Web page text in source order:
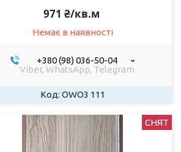
971 ₴/кв.м
Немає в наявності
+380 (98) 036-50-04
Viber, WhatsApp, Telegram
OWO3 111
СНЯТ